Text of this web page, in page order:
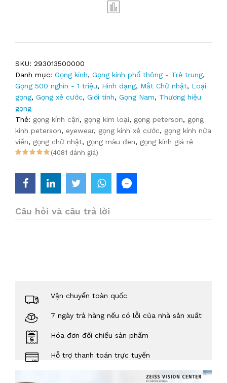
SKU: 293013500000
Danh mục: Gọng kính, Gọng kính phổ thông - Trẻ trung,
Gọng 500 nghìn - 1 triệu, Hình dạng, Mắt Chữ nhật, Loại
gọng, Gọng xẻ cước, Giới tính, Gọng Nam, Thương hiệu
gọng
Thẻ: gọng kính cận, gọng kim loại, gọng peterson, gọng
kính peterson, eyewear, gọng kính xẻ cước, gọng kính nửa
viền, gọng chữ nhật, gọng màu đen, gọng kính giá rẻ
(4081 đánh giá)
Câu hỏi và câu trả lời
Vận chuyển toàn quốc
7 ngày trả hàng nếu có lỗi của nhà sản xuất
Hóa đơn đối chiếu sản phẩm
Hỗ trợ thanh toán trực tuyến